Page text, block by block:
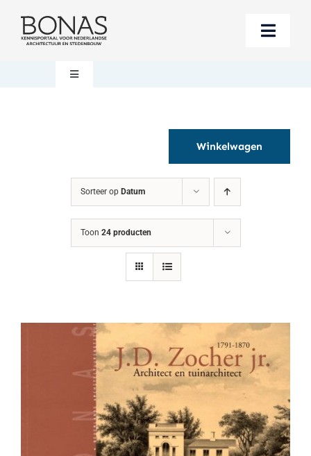
naar
Toggle
Berichten
Steun BONAS
Toggle
Winkelwagen
Sorteer op Datum
Toon 24 producten